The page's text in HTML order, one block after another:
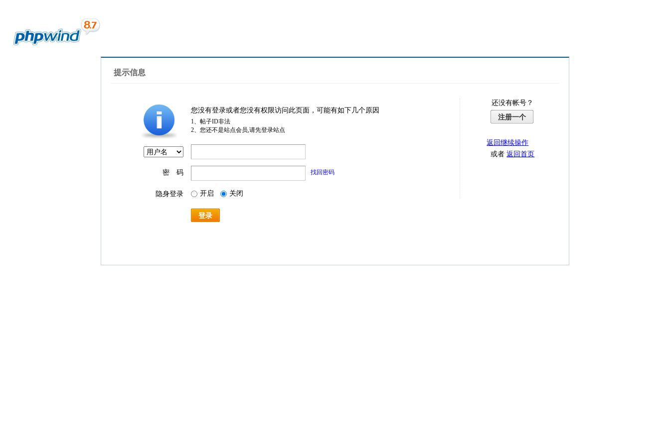
提示信息
您没有登录或者您没有权限访问此页面，可能有如下几个原因
1、帖子ID非法
2、您还不是站点会员,请先登录站点
密 码 找回密码
隐身登录 开启 关闭
登录
还没有帐号？
注册一个
返回继续操作
或者返回首页